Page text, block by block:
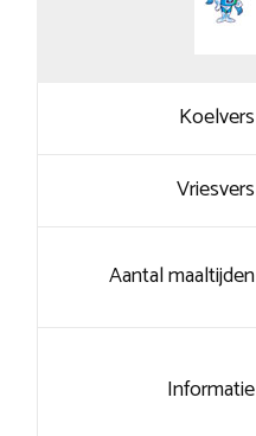
Koelvers
Vriesvers
Aantal maaltijden
Informatie